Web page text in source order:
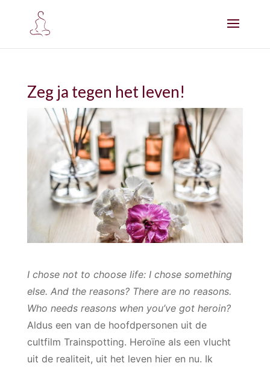
Zeg ja tegen het leven!
I chose not to choose life: I chose something
else. And the reasons? There are no reasons.
Who needs reasons when you’ve got heroin?
Aldus een van de hoofdpersonen uit de
cultfilm Trainspotting. Heroïne als een vlucht
uit de realiteit, uit het leven hier en nu. Ik